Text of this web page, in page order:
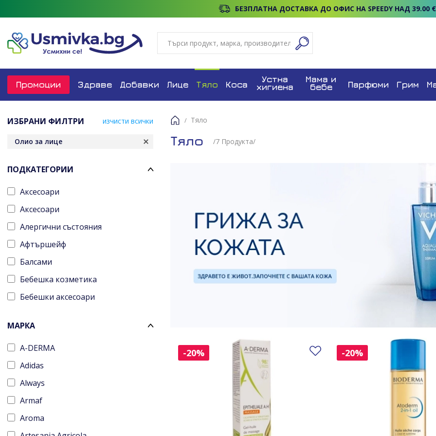
БЕЗПЛАТНА ДОСТАВКА ДО ОФИС НА SPEEDY НАД 39.00 €
Промоции Здраве Добавки Лице Тяло Коса
Устна
хигиена
Мама и
бебе Парфюми Грим
ИЗБРАНИ ФИЛТРИ изчисти всички
Олио за лице
ПОДКАТЕГОРИИ
Аксесоари
Аксесоари
Алергични състояния
Афтършейф
Балсами
Бебешка козметика
Бебешки аксесоари
Боди мист за жени
Болка
Бронзанти
Бръснене
Гелове за лице
Грижа без отмиване
МАРКА
A-DERMA
Adidas
Always
Armaf
Aroma
Тяло
Тяло /7 Продуктa/
-20% Добави в любими
-20%